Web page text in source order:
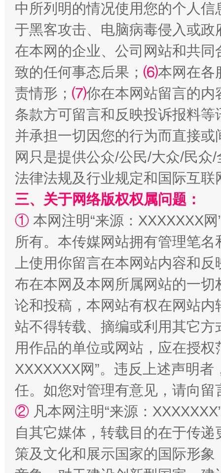
受贿1.44亿！段成刚被判无期 从幼
全民健身五年计划来了！等你上场
阿坝州三大球赛在茂县开幕 规模
国家大学科技园优化重塑工作
中所列明的情况使用您的个人
于黑客攻击、电脑病毒侵入或
在本网的企业、公司网站和共
致的任何事态后果； ⑹本网在各
责情形； ⑺你在本网站留言的内
条款方可留言和反映投诉报料
并承担一切因您的行为而直接
网只是提供公众/公民/大众/民
法律法规及行业规定和国际互
三、关于网络版权权属问题：
① 本网注明“来源：XXXXXXX
所有。本传媒网站拥有管理笔
上使用你留言在本网站内容和
布在本网及本网所属网站的一
论和投稿，本网站有权在网站
站不得转载、摘编或利用其它
用作品的单位或网站，应在授
XXXXXXX网”。违反上述声明
任。如您对管理有意见，请向
② 凡本网注明“来源：
自其它媒体，转载目的在于传
策及文化和展示国家的国际形